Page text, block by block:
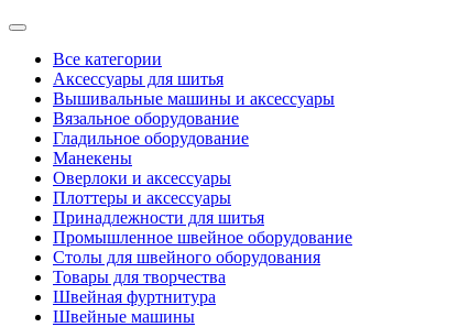
Все категории
Аксессуары для шитья
Вышивальные машины и аксессуары
Вязальное оборудование
Гладильное оборудование
Манекены
Оверлоки и аксессуары
Плоттеры и аксессуары
Принадлежности для шитья
Промышленное швейное оборудование
Столы для швейного оборудования
Товары для творчества
Швейная фуртнитура
Швейные машины